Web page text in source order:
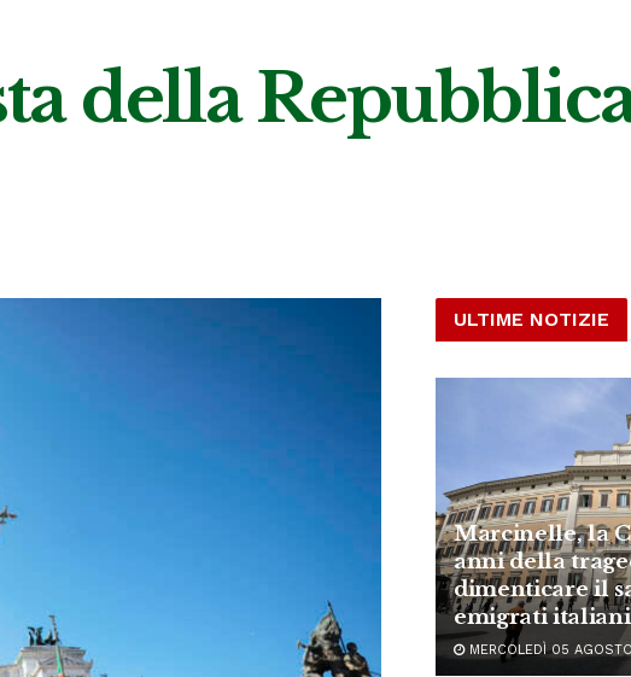
della
ULTIME NOTIZIE
Marcinelle, la
anni della
dimenticare il
emigrati
MERCOLEDÌ 05